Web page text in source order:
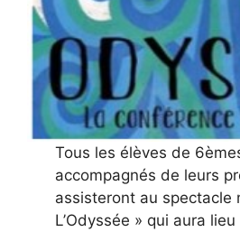
Tous les élèves de
accompagnés de leurs
assisteront au spectacle
L’Odyssée » qui aura